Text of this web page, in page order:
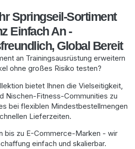
Springseil-Sortiment
Einfach An -
Global Bereit
an Trainingsausrüstung erweitern
ohne großes Risiko testen?
bietet Ihnen die Vielseitigkeit,
Nischen-Fitness-Communities zu
bei flexiblen Mindestbestellmengen
Lieferzeiten.
bis zu E-Commerce-Marken - wir
einfach und skalierbar.